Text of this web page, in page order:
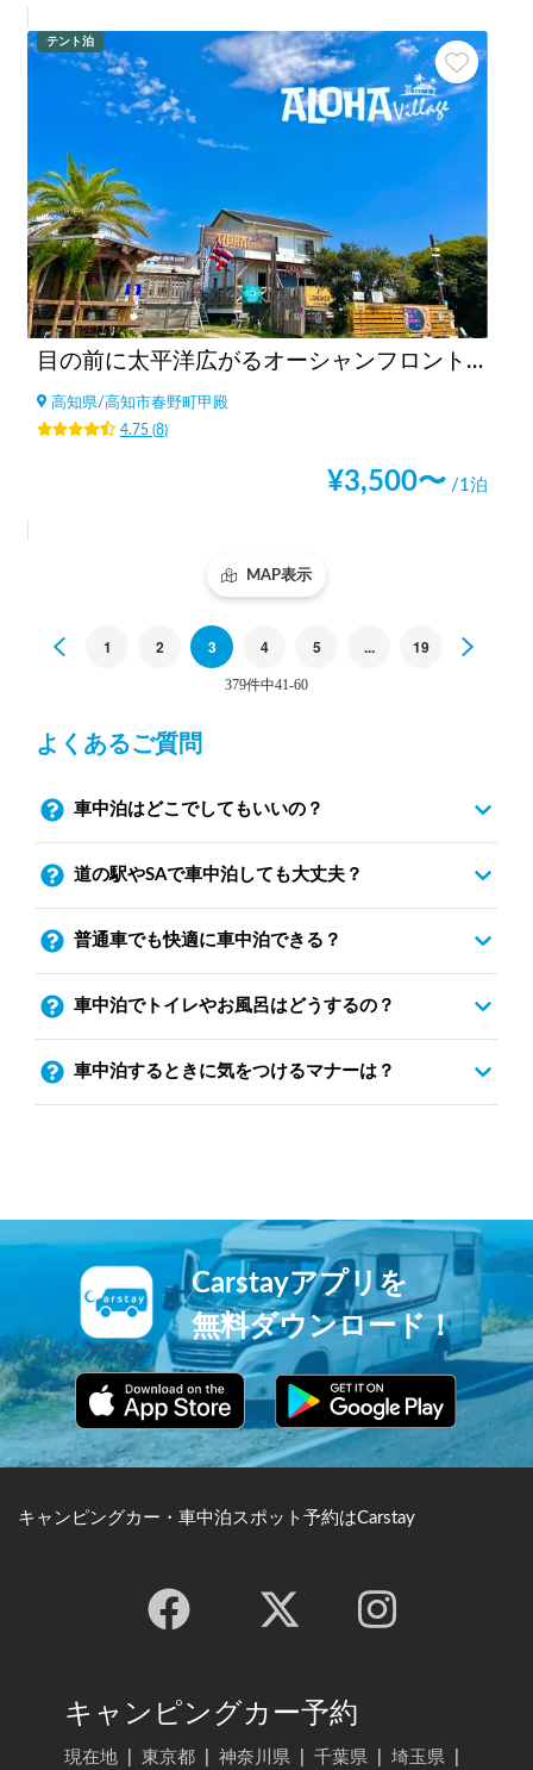
テント泊
目の前に太平洋広がるオーシャンフロント！桂浜まで10分『RVパーク ALOHA Village・BaseCamp』
高知県/高知市春野町甲殿
4.75(8)
¥3,500〜 /1泊
MAP表示
Previous
1 2 3 4 5 ... 19
379件中41-60
よくあるご質問
車中泊はどこでしてもいいの？
道の駅やSAで車中泊しても大丈夫？
普通車でも快適に車中泊できる？
車中泊でトイレやお風呂はどうするの？
車中泊するときに気をつけるマナーは？
Carstayアプリを
無料ダウンロード！
キャンピングカー・車中泊スポット予約はCarstay
キャンピングカー予約
現在地 東京都 神奈川県 千葉県 埼玉県